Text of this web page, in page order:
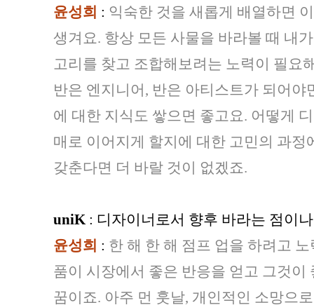
윤성희 : 익숙한 것을 새롭게 배열하면
생겨요. 항상 모든 사물을 바라볼 때 내
고리를 찾고 조합해보려는 노력이 필요
반은 엔지니어, 반은 아티스트가 되어
에 대한 지식도 쌓으면 좋고요. 어떻게
매로 이어지게 할지에 대한 고민의 과정
갖춘다면 더 바랄 것이 없겠죠.
uniK : 디자이너로서 향후 바라는 점이
윤성희 : 한 해 한 해 점프 업을 하려고
품이 시장에서 좋은 반응을 얻고 그것이
꿈이죠. 아주 먼 훗날, 개인적인 소망으